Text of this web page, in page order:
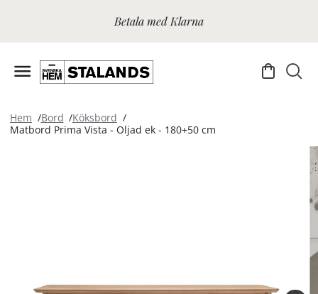
Betala med Klarna
Hem Bord
Köksbord
Matbord Prima Vista - Oljad ek - 180+50 cm